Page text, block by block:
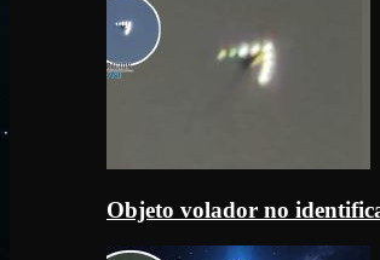
Objeto volador no